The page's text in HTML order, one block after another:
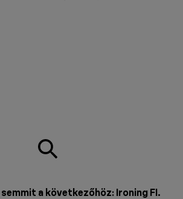
a következőhöz: Ironing FI.